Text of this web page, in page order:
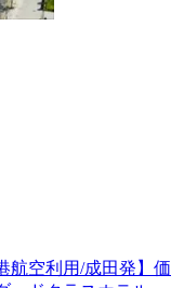
航空利用/成田発】価